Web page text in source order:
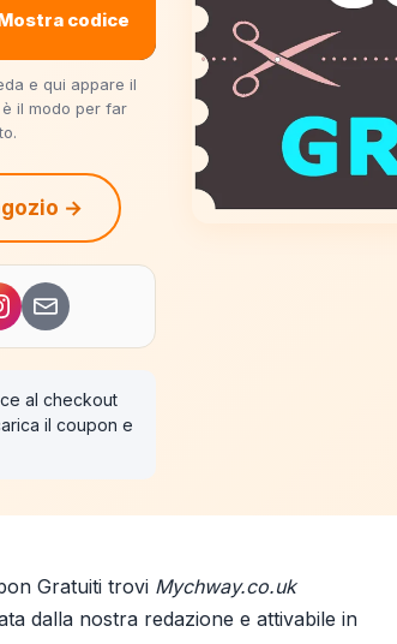
codice
e qui appare il
il modo per far
→
al checkout
il coupon e
Gratuiti trovi Mychway.co.uk
dalla nostra redazione e attivabile in